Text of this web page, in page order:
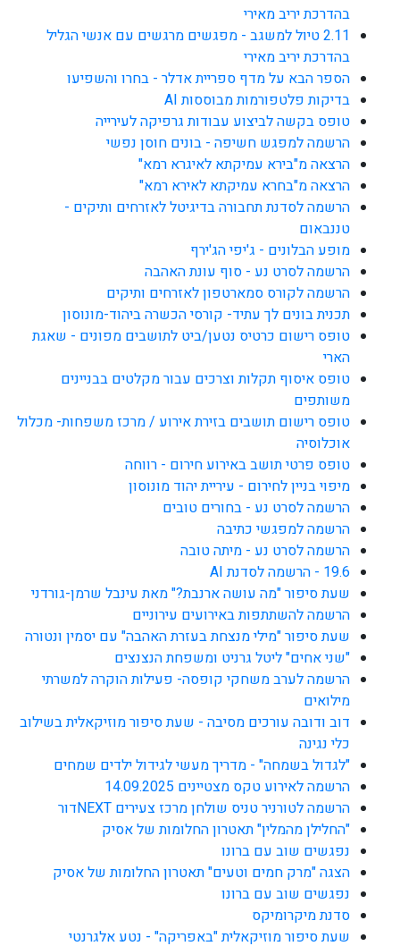
בהדרכת יריב מאירי
2.11 טיול למשגב - מפגשים מרגשים עם אנשי הגליל
בהדרכת יריב מאירי
הספר הבא על מדף ספריית אדלר - בחרו והשפיעו
בדיקות פלטפורמות מבוססות AI
טופס בקשה לביצוע עבודות גרפיקה לעירייה
הרשמה למפגש חשיפה - בונים חוסן נפשי
הרצאה מ"בירא עמיקתא לאיגרא רמא"
הרצאה מ"בחרא עמיקתא לאירא רמא"
הרשמה לסדנת תחבורה בדיגיטל לאזרחים ותיקים -
טננבאום
מופע הבלונים - ג'יפי הג'ירף
הרשמה לסרט נע - סוף עונת האהבה
הרשמה לקורס סמארטפון לאזרחים ותיקים
תכנית בונים לך עתיד- קורסי הכשרה ביהוד-מונוסון
טופס רישום כרטיס נטען/ביט לתושבים מפונים - שאגת
הארי
טופס איסוף תקלות וצרכים עבור מקלטים בבניינים
משותפים
טופס רישום תושבים בזירת אירוע / מרכז משפחות- מכלול
אוכלוסיה
טופס פרטי תושב באירוע חירום - רווחה
מיפוי בניין לחירום - עיריית יהוד מונוסון
הרשמה לסרט נע - בחורים טובים
הרשמה למפגשי כתיבה
הרשמה לסרט נע - מיתה טובה
19.6 - הרשמה לסדנת AI
שעת סיפור "מה עושה ארנבת?" מאת עינבל שרמן-גורדני
הרשמה להשתתפות באירועים עירוניים
שעת סיפור "מילי מנצחת בעזרת האהבה" עם יסמין ונטורה
"שני אחים" ליטל גרניט ומשפחת הנצנצים
הרשמה לערב משחקי קופסה- פעילות הוקרה למשרתי
מילואים
דוב ודובה עורכים מסיבה - שעת סיפור מוזיקאלית בשילוב
כלי נגינה
"לגדול בשמחה" - מדריך מעשי לגידול ילדים שמחים
הרשמה לאירוע טקס מצטיינים 14.09.2025
הרשמה לטורניר טניס שולחן מרכז צעירים NEXTדור
"החלילן מהמלין" תאטרון החלומות של אסיק
נפגשים שוב עם ברונו
הצגה "מרק חמים וטעים" תאטרון החלומות של אסיק
נפגשים שוב עם ברונו
סדנת מיקרומיקס
שעת סיפור מוזיקאלית "באפריקה" - נטע אלגרנטי